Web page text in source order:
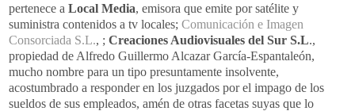
pertenece a Local Media, emisora que emite por satélite y
suministra contenidos a tv locales; Comunicación e Imagen
Consorciada S.L., ; Creaciones Audiovisuales del Sur S.L.,
propiedad de Alfredo Guillermo Alcazar García-Espantaleón,
mucho nombre para un tipo presuntamente insolvente,
acostumbrado a responder en los juzgados por el impago de los
sueldos de sus empleados, amén de otras facetas suyas que lo